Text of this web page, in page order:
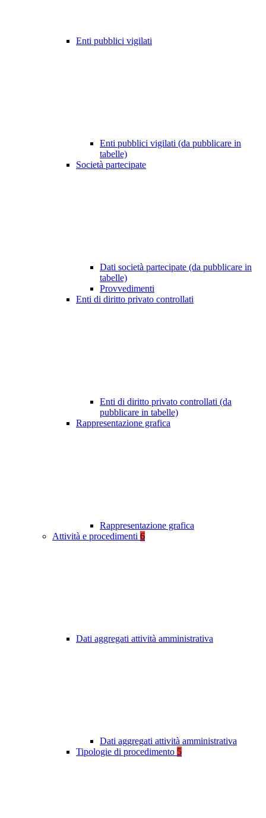
Enti pubblici vigilati
Enti pubblici vigilati (da pubblicare in
tabelle)
Società partecipate
Dati società partecipate (da pubblicare in
tabelle)
Provvedimenti
Enti di diritto privato controllati
Enti di diritto privato controllati (da
pubblicare in tabelle)
Rappresentazione grafica
Rappresentazione grafica
Attività e procedimenti 6
Dati aggregati attività amministrativa
Dati aggregati attività amministrativa
Tipologie di procedimento 5